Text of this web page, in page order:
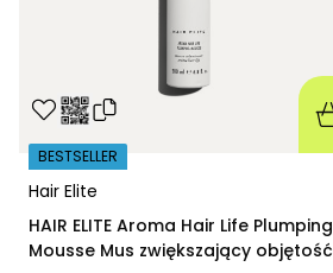
Hair Elite
BESTSELLER
HAIR ELITE Aroma Hair Life Plumping
Mousse Mus zwiększający objętość